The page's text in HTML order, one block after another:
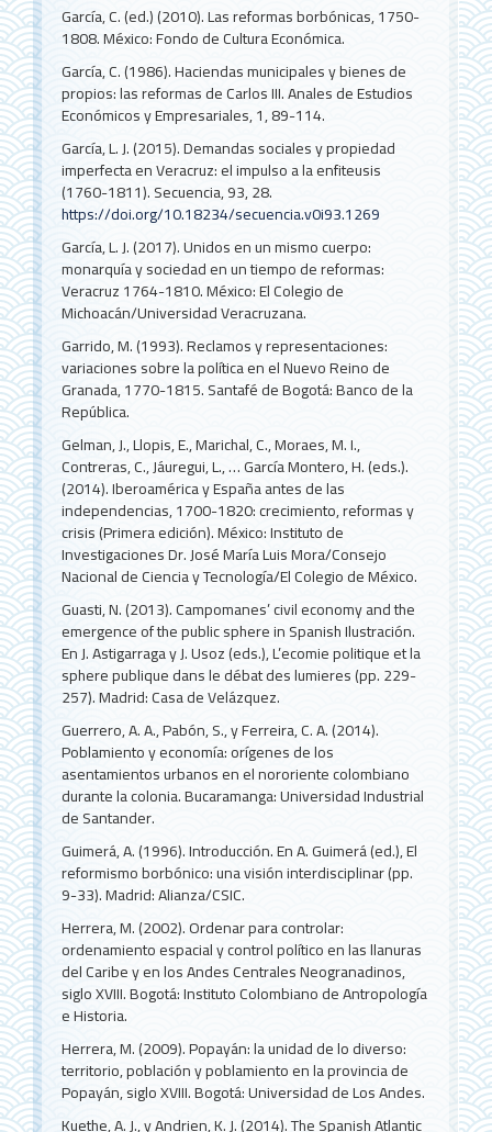
García, C. (ed.) (2010). Las reformas borbónicas, 1750-
1808. México: Fondo de Cultura Económica.
García, C. (1986). Haciendas municipales y bienes de
propios: las reformas de Carlos III. Anales de Estudios
Económicos y Empresariales, 1, 89-114.
García, L. J. (2015). Demandas sociales y propiedad
imperfecta en Veracruz: el impulso a la enfiteusis
(1760-1811). Secuencia, 93, 28.
https://doi.org/10.18234/secuencia.v0i93.1269
García, L. J. (2017). Unidos en un mismo cuerpo:
monarquía y sociedad en un tiempo de reformas:
Veracruz 1764-1810. México: El Colegio de
Michoacán/Universidad Veracruzana.
Garrido, M. (1993). Reclamos y representaciones:
variaciones sobre la política en el Nuevo Reino de
Granada, 1770-1815. Santafé de Bogotá: Banco de la
República.
Gelman, J., Llopis, E., Marichal, C., Moraes, M. I.,
Contreras, C., Jáuregui, L., … García Montero, H. (eds.).
(2014). Iberoamérica y España antes de las
independencias, 1700-1820: crecimiento, reformas y
crisis (Primera edición). México: Instituto de
Investigaciones Dr. José María Luis Mora/Consejo
Nacional de Ciencia y Tecnología/El Colegio de México.
Guasti, N. (2013). Campomanes’ civil economy and the
emergence of the public sphere in Spanish Ilustración.
En J. Astigarraga y J. Usoz (eds.), L’ecomie politique et la
sphere publique dans le débat des lumieres (pp. 229-
257). Madrid: Casa de Velázquez.
Guerrero, A. A., Pabón, S., y Ferreira, C. A. (2014).
Poblamiento y economía: orígenes de los
asentamientos urbanos en el nororiente colombiano
durante la colonia. Bucaramanga: Universidad Industrial
de Santander.
Guimerá, A. (1996). Introducción. En A. Guimerá (ed.), El
reformismo borbónico: una visión interdisciplinar (pp.
9-33). Madrid: Alianza/CSIC.
Herrera, M. (2002). Ordenar para controlar:
ordenamiento espacial y control político en las llanuras
del Caribe y en los Andes Centrales Neogranadinos,
siglo XVIII. Bogotá: Instituto Colombiano de Antropología
e Historia.
Herrera, M. (2009). Popayán: la unidad de lo diverso:
territorio, población y poblamiento en la provincia de
Popayán, siglo XVIII. Bogotá: Universidad de Los Andes.
Kuethe, A. J., y Andrien, K. J. (2014). The Spanish Atlantic